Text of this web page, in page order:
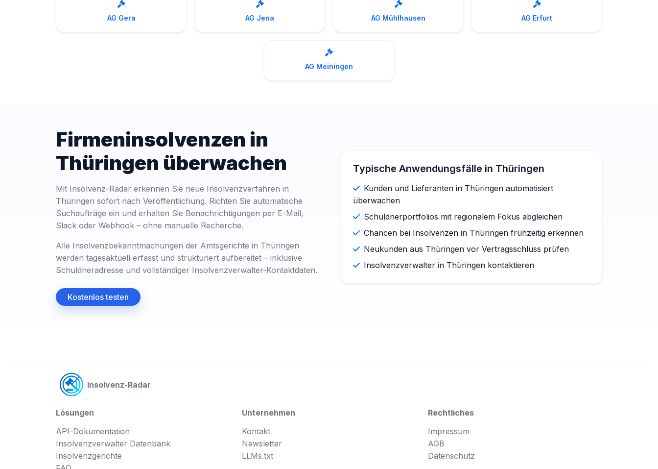
AG Gera AG Jena AG Mühlhausen AG Erfurt
AG Meiningen
Firmeninsolvenzen in
Thüringen überwachen
Mit Insolvenz-Radar erkennen Sie neue Insolvenzverfahren in
Thüringen sofort nach Veröffentlichung. Richten Sie automatische
Suchaufträge ein und erhalten Sie Benachrichtigungen per E-Mail,
Slack oder Webhook – ohne manuelle Recherche.
Alle Insolvenzbekanntmachungen der Amtsgerichte in Thüringen
werden tagesaktuell erfasst und strukturiert aufbereitet – inklusive
Schuldneradresse und vollständiger Insolvenzverwalter-Kontaktdaten.
Kostenlos testen
Typische Anwendungsfälle in Thüringen
Kunden und Lieferanten in Thüringen automatisiert
überwachen
Schuldnerportfolios mit regionalem Fokus abgleichen
Chancen bei Insolvenzen in Thüringen frühzeitig erkennen
Neukunden aus Thüringen vor Vertragsschluss prüfen
Insolvenzverwalter in Thüringen kontaktieren
Insolvenz-Radar
Lösungen
API-Dokumentation
Insolvenzverwalter Datenbank
Insolvenzgerichte
Unternehmen
Kontakt
Newsletter
LLMs.txt
Rechtliches
Impressum
AGB
Datenschutz